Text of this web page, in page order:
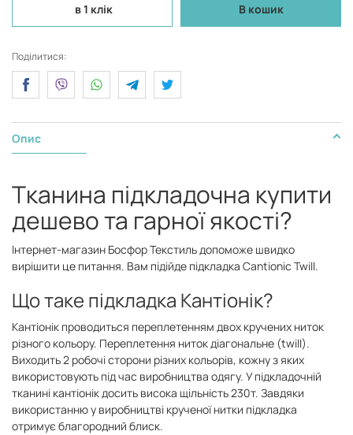
в 1 клік В кошик
Поділитися:
Опис
Тканина підкладочна купити
дешево та гарної якості?
Інтернет-магазин Босфор Текстиль допоможе швидко
вирішити це питання. Вам підійде підкладка Cantionic Twill.
Що таке підкладка Кантіонік?
Кантіонік проводиться переплетенням двох кручених ниток
різного кольору. Переплетення ниток діагональне (twill).
Виходить 2 робочі сторони різних кольорів, кожну з яких
використовують під час виробництва одягу. У підкладочній
тканині кантіонік досить висока щільність 230т. Завдяки
використанню у виробництві крученої нитки підкладка
отримує благородний блиск.